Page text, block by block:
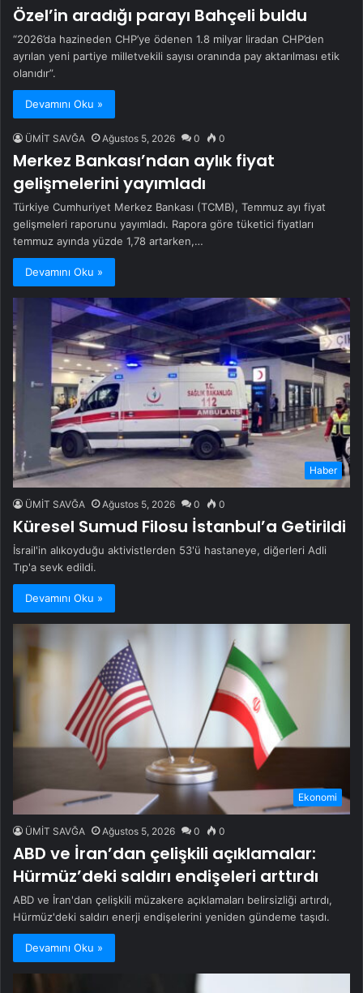
Özel’in aradığı parayı Bahçeli buldu
“2026’da hazineden CHP’ye ödenen 1.8 milyar liradan CHP’den
ayrılan yeni partiye milletvekili sayısı oranında pay aktarılması etik
olanıdır”.
Devamını Oku »
ÜMİT SAVĞA Ağustos 5, 2026 0 0
Merkez Bankası’ndan aylık fiyat
gelişmelerini yayımladı
Türkiye Cumhuriyet Merkez Bankası (TCMB), Temmuz ayı fiyat
gelişmeleri raporunu yayımladı. Rapora göre tüketici fiyatları
temmuz ayında yüzde 1,78 artarken,…
Devamını Oku »
Haber
ÜMİT SAVĞA Ağustos 5, 2026 0 0
Küresel Sumud Filosu İstanbul’a Getirildi
İsrail'in alıkoyduğu aktivistlerden 53'ü hastaneye, diğerleri Adli
Tıp'a sevk edildi.
Devamını Oku »
Ekonomi
ÜMİT SAVĞA Ağustos 5, 2026 0 0
ABD ve İran’dan çelişkili açıklamalar:
Hürmüz’deki saldırı endişeleri arttırdı
ABD ve İran'dan çelişkili müzakere açıklamaları belirsizliği artırdı,
Hürmüz'deki saldırı enerji endişelerini yeniden gündeme taşıdı.
Devamını Oku »